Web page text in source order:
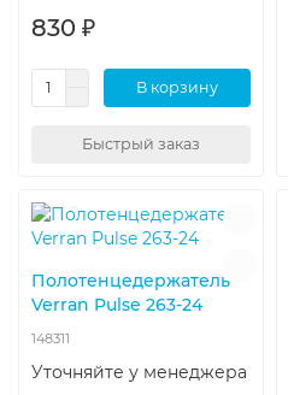
830 ₽
В корзину
Быстрый заказ
Полотенцедержатель
Verran Pulse 263-24
148311
Уточняйте у менеджера